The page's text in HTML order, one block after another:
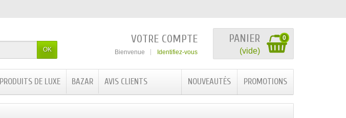
OK
PANIER
(vide)
0
VOTRE COMPTE
Bienvenue Identifiez-vous
PROMOTIONS
NOUVEAUTÉS
PRODUITS DE LUXE BAZAR AVIS CLIENTS